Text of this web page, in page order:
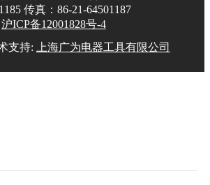
传真：86-21-64501187
沪ICP备12001828号-4
支持:
上海广为电器工具有限公司